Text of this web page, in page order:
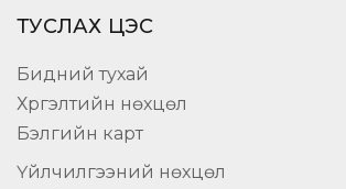
ТУСЛАХ ЦЭС
Бидний тухай
Хүргэлтийн нөхцөл
Бэлгийн карт
Үйлчилгээний нөхцөл